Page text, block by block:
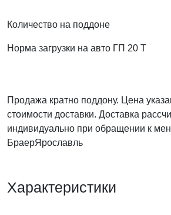
Количество на поддоне
Норма загрузки на авто ГП 20 Т
Продажа кратно поддону. Цена
стоимости доставки. Доставка
индивидуально при обращении к
БраерЯрославль
Характеристики